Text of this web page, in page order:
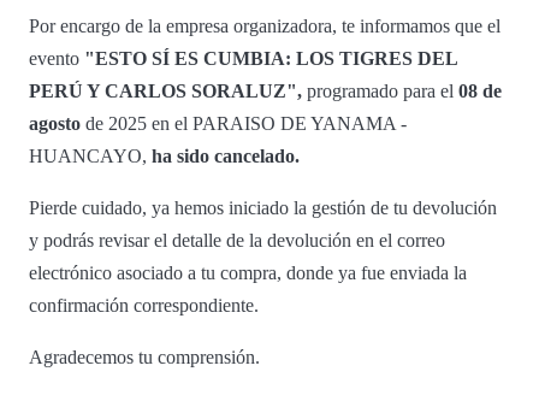
Por encargo de la empresa organizadora, te informamos que el
evento "ESTO SÍ ES CUMBIA: LOS TIGRES DEL
PERÚ Y CARLOS SORALUZ", programado para el 08 de
agosto de 2025 en el PARAISO DE YANAMA -
HUANCAYO, ha sido cancelado.
Pierde cuidado, ya hemos iniciado la gestión de tu devolución
y podrás revisar el detalle de la devolución en el correo
electrónico asociado a tu compra, donde ya fue enviada la
confirmación correspondiente.
Agradecemos tu comprensión.